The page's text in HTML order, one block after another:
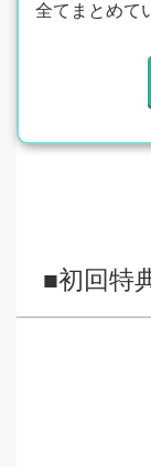
全てまとめて
■初回特